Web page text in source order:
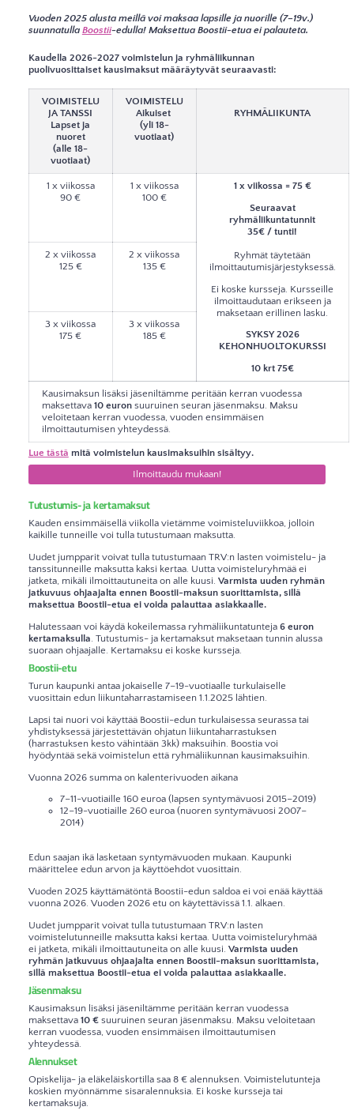
Vuoden 2025 alusta meillä voi maksaa lapsille ja nuorille (7–19v.)
suunnatulla Boostii-edulla! Maksettua Boostii-etua ei palauteta.
Kaudella 2026-2027 voimistelun ja ryhmäliikunnan
puolivuosittaiset kausimaksut määräytyvät seuraavasti:
VOIMISTELU
JA TANSSI
Lapset ja
nuoret
(alle 18-
vuotiaat)
VOIMISTELU
Aikuiset
(yli 18-
vuotiaat)
RYHMÄLIIKUNTA
1 x viikossa
90 €
1 x viikossa
100 €
1 x viikossa = 75 €
Seuraavat
ryhmäliikuntatunnit
35€ / tunti!
Ryhmät täytetään
ilmoittautumisjärjestyksessä.
Ei koske kursseja. Kursseille
ilmoittaudutaan erikseen ja
maksetaan erillinen lasku.
SYKSY 2026
KEHONHUOLTOKURSSI
10 krt 75€
2 x viikossa
125 €
2 x viikossa
135 €
3 x viikossa
175 €
3 x viikossa
185 €
Kausimaksun lisäksi jäseniltämme peritään kerran vuodessa
maksettava 10 euronsuuruinen seuran jäsenmaksu. Maksu
veloitetaan kerran vuodessa, vuoden ensimmäisen
ilmoittautumisen yhteydessä.
Lue tästä mitä voimistelun kausimaksuihin sisältyy.
Ilmoittaudu mukaan!
Tutustumis- ja kertamaksut
Kauden ensimmäisellä viikolla vietämme voimisteluviikkoa, jolloin
kaikille tunneille voi tulla tutustumaan maksutta.
Uudet jumpparit voivat tulla tutustumaan TRV:n lasten voimistelu- ja
tanssitunneille maksutta kaksi kertaa. Uutta voimisteluryhmää ei
jatketa, mikäli ilmoittautuneita on alle kuusi. Varmista uuden ryhmän
jatkuvuus ohjaajalta ennen Boostii-maksun suorittamista, sillä
maksettua Boostii-etua ei voida palauttaa asiakkaalle.
Halutessaan voi käydä kokeilemassa ryhmäliikuntatunteja 6 euron
kertamaksulla. Tutustumis- ja kertamaksut maksetaan tunnin alussa
suoraan ohjaajalle. Kertamaksu ei koske kursseja.
Boostii-etu
Turun kaupunki antaa jokaiselle 7–19-vuotiaalle turkulaiselle
vuosittain edun liikuntaharrastamiseen 1.1.2025 lähtien.
Lapsi tai nuori voi käyttää Boostii-edun turkulaisessa seurassa tai
yhdistyksessä järjestettävän ohjatun liikuntaharrastuksen
(harrastuksen kesto vähintään 3kk) maksuihin. Boostia voi
hyödyntää sekä voimistelun että ryhmäliikunnan kausimaksuihin.
Vuonna 2026 summa on kalenterivuoden aikana
7–11-vuotiaille 160 euroa (lapsen syntymävuosi 2015–2019)
12–19-vuotiaille 260 euroa (nuoren syntymävuosi 2007–
2014)
Edun saajan ikä lasketaan syntymävuoden mukaan. Kaupunki
määrittelee edun arvon ja käyttöehdot vuosittain.
Vuoden 2025 käyttämätöntä Boostii-edun saldoa ei voi enää käyttää
vuonna 2026. Vuoden 2026 etu on käytettävissä 1.1. alkaen.
Uudet jumpparit voivat tulla tutustumaan TRV:n lasten
voimistelutunneille maksutta kaksi kertaa. Uutta voimisteluryhmää
ei jatketa, mikäli ilmoittautuneita on alle kuusi. Varmista uuden
ryhmän jatkuvuus ohjaajalta ennen Boostii-maksun suorittamista,
sillä maksettua Boostii-etua ei voida palauttaa asiakkaalle.
Jäsenmaksu
Kausimaksun lisäksi jäseniltämme peritään kerran vuodessa
maksettava 10 €suuruinen seuran jäsenmaksu. Maksu veloitetaan
kerran vuodessa, vuoden ensimmäisen ilmoittautumisen
yhteydessä.
Alennukset
Opiskelija- ja eläkeläiskortilla saa 8 € alennuksen. Voimistelutunteja
koskien myönnämme sisaralennuksia. Ei koske kursseja tai
kertamaksuja.